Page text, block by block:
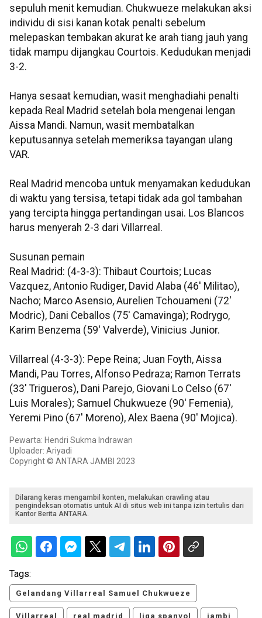
sepuluh menit kemudian. Chukwueze melakukan aksi
individu di sisi kanan kotak penalti sebelum
melepaskan tembakan akurat ke arah tiang jauh yang
tidak mampu dijangkau Courtois. Kedudukan menjadi
3-2.
Hanya sesaat kemudian, wasit menghadiahi penalti
kepada Real Madrid setelah bola mengenai lengan
Aissa Mandi. Namun, wasit membatalkan
keputusannya setelah memeriksa tayangan ulang
VAR.
Real Madrid mencoba untuk menyamakan kedudukan
di waktu yang tersisa, tetapi tidak ada gol tambahan
yang tercipta hingga pertandingan usai. Los Blancos
harus menyerah 2-3 dari Villarreal.
Susunan pemain
Real Madrid: (4-3-3): Thibaut Courtois; Lucas
Vazquez, Antonio Rudiger, David Alaba (46' Militao),
Nacho; Marco Asensio, Aurelien Tchouameni (72'
Modric), Dani Ceballos (75' Camavinga); Rodrygo,
Karim Benzema (59' Valverde), Vinicius Junior.
Villarreal (4-3-3): Pepe Reina; Juan Foyth, Aissa
Mandi, Pau Torres, Alfonso Pedraza; Ramon Terrats
(33' Trigueros), Dani Parejo, Giovani Lo Celso (67'
Luis Morales); Samuel Chukwueze (90' Femenia),
Yeremi Pino (67' Moreno), Alex Baena (90' Mojica).
Pewarta: Hendri Sukma Indrawan
Uploader: Ariyadi
Copyright © ANTARA JAMBI 2023
Dilarang keras mengambil konten, melakukan crawling atau
pengindeksan otomatis untuk AI di situs web ini tanpa izin tertulis dari
Kantor Berita ANTARA.
Tags:
Gelandang Villarreal Samuel Chukwueze
Villarreal real madrid liga spanyol jambi